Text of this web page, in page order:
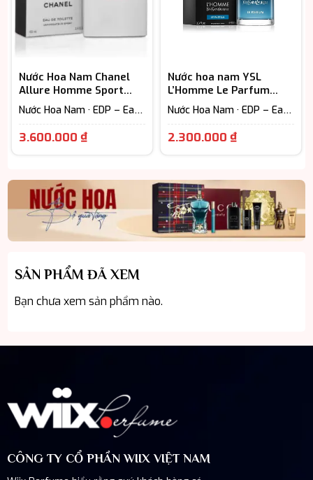
Nước Hoa Nam Chanel
Allure Homme Sport
EDT
Nước Hoa Nam · EDP – Eau
7-12h) · Woody Scent -
3.600.000₫Giá
là:
3.600.000 ₫.
Nước hoa nam YSL
L’Homme Le Parfum
chính hãng
Nước Hoa Nam · EDP – Eau
7-12h)
2.300.000 ₫Giá
là:
2.300.000
SẢN PHẨM ĐÃ XEM
Bạn chưa xem sản phẩm nào.
CÔNG TY CỔ PHẦN WIIX VIỆT NAM